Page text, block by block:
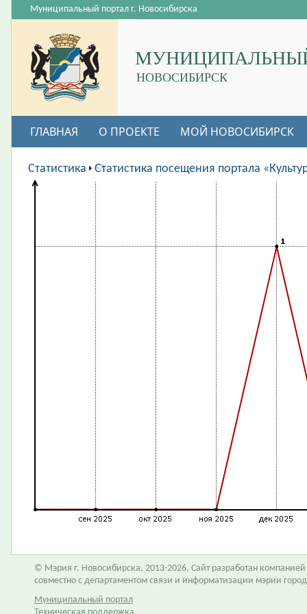
НОВОСИБИРСК
Муниципальный портал г. Новосибирска
ГЛАВНАЯ О ПРОЕКТЕ МОЙ НОВОСИБИРСК
ВАКАНСИИ
Статистика Статистика посещения портала
© Мэрия г. Новосибирска, 2013-2026. Сайт разработан компанией
совместно с департаментом связи и информатизации мэрии
Муниципальный портал